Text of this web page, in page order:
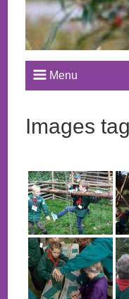
Menu
Images